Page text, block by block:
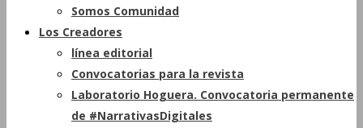
Somos Comunidad
Los Creadores
línea editorial
Convocatorias para la revista
Laboratorio Hoguera. Convocatoria permanente
de #NarrativasDigitales